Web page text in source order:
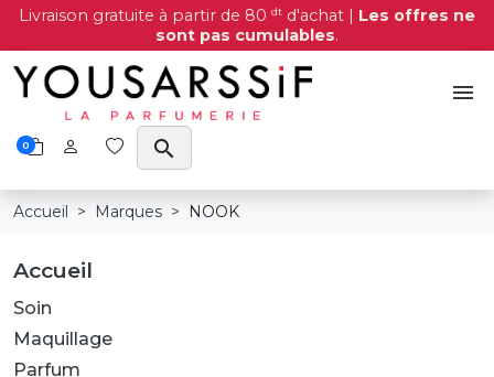
Livraison gratuite à partir de 80 dt d'achat | Les offres ne
sont pas cumulables.
menu
0 search
Accueil Marques NOOK
Accueil
Soin
Maquillage
Parfum